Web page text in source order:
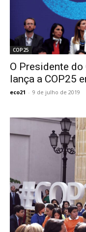
COP25
O Presidente do
lança a COP25
eco21 - 9 de julho de 2019